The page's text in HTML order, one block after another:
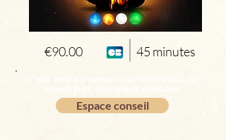
€90.00 45 minutes
Espace conseil